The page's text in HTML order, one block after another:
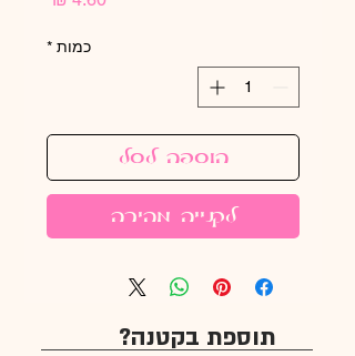
כמות *
הוספה לסל
לקנייה מהירה
תוספת בקטנה?